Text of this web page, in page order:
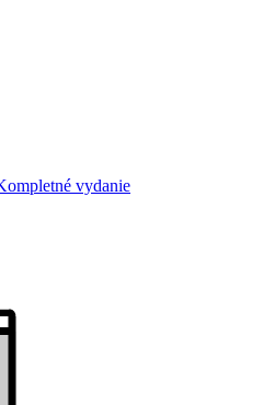
vydanie